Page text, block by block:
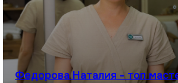
Федорова Наталия - топ